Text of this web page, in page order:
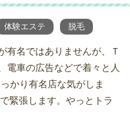
体験エステ 脱毛
有名ではありませんが、Ｔ
電車の広告などで着々と人
かり有名店な気がしま
緊張します。やっとトラ